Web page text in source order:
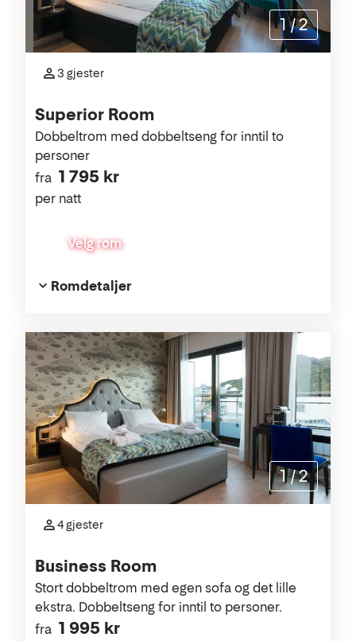
Superior Room
fra 1 795 kr
per natt
Dobbeltrom med dobbeltseng for inntil to
personer
Velg rom
3 gjester
Romdetaljer
1 /2
Business Room
fra 1 995 kr
Stort dobbeltrom med egen sofa og det lille
ekstra. Dobbeltseng for inntil to personer.
4 gjester
1 /2